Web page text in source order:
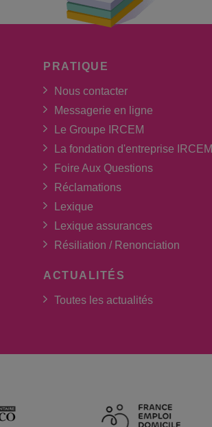
PRATIQUE
Nous contacter
Messagerie en ligne
Le Groupe IRCEM
La fondation d'entreprise IRCEM
Foire Aux Questions
Réclamations
Lexique
Lexique assurances
Résiliation / Renonciation
ACTUALITÉS
Toutes les actualités